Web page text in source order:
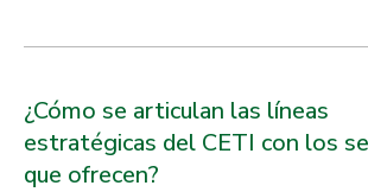
¿Cómo se articulan las líneas
estratégicas del CETI con los
que ofrecen?